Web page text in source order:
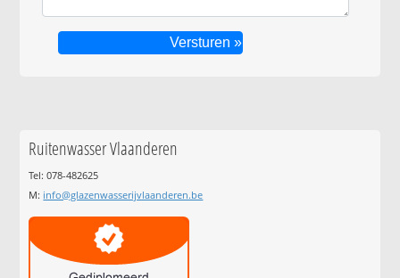
Ruitenwasser Vlaanderen
Tel: 078-482625
M: info@glazenwasserijvlaanderen.be